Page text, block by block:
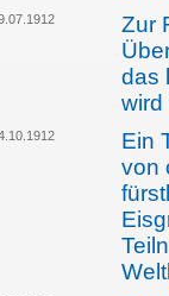
Zur
das
wird
Ein
von